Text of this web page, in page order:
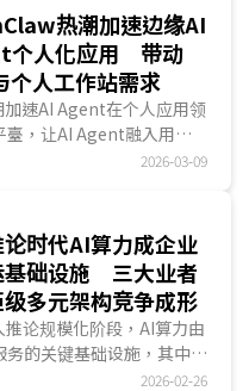
创业者策略联盟，共同为
计价服务的商业模式，
，更稳固市场竞争力。...
热潮加速边缘AI
个人化应用 带动
个人工作站需求
速AI Agent在个人应用领
臺，让AI Agent融入用户
可串接云端L...2026-03-09
时代AI算力成企业
基础设施 三大业者
多元架构竞争成形
论规模化阶段，AI算力由
的关键基础设施，其中，
优势，超微(AMD)推进开
2026-02-26